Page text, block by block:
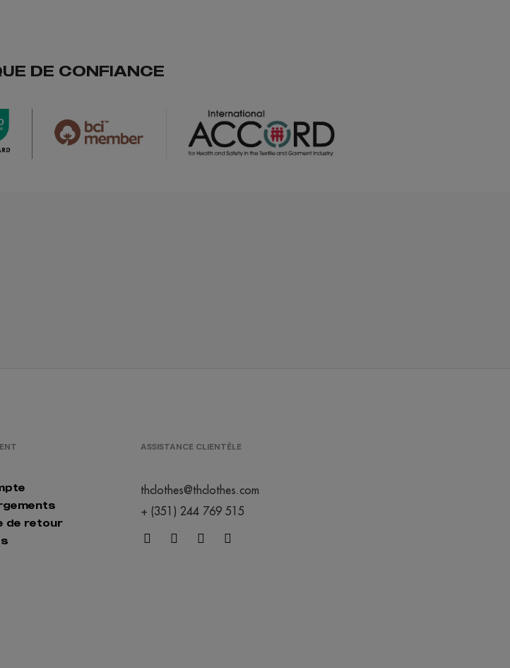
DE CONFIANCE
de retour
ASSISTANCE CLIENTÈLE
thclothes@thclothes.com
+ (351) 244 769 515